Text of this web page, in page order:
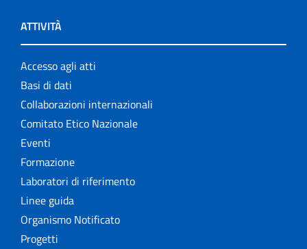
ATTIVITÀ
Accesso agli atti
Basi di dati
Collaborazioni internazionali
Comitato Etico Nazionale
Eventi
Formazione
Laboratori di riferimento
Linee guida
Organismo Notificato
Progetti